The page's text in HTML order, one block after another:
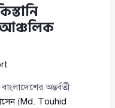
আঞ্চলিক
অন্তর্বর্তী
(Md. Touhid